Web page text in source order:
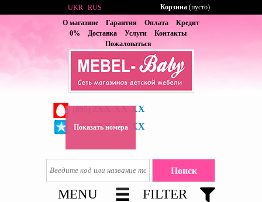
О магазине Гарантия Оплата
Кредит
0%
Доставка Услуги
Контакты
Пожаловаться
2XX-XX-XX
(067) 6XX-XX-XX
Показать номера
UKR RUS Корзина (пусто)
MENU FILTER